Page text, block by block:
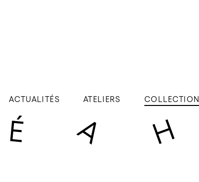
ACTUALITÉS ATELIERS COLLECTION